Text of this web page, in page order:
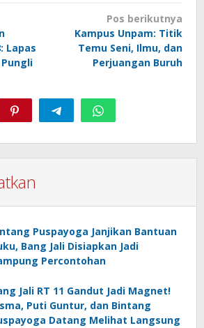
Lapas
Pos berikutnya
Kampus Unpam: Titik
Temu Seni, Ilmu, dan
Perjuangan Buruh
Puspayoga Janjikan Bantuan
Bang Jali Disiapkan Jadi
Percontohan
Jali RT 11 Gandut Jadi Magnet!
Puti Guntur, dan Bintang
Datang Melihat Langsung